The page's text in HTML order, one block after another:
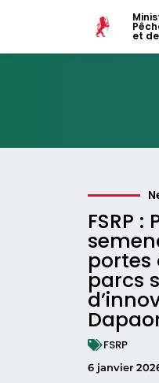
et
FSRP
portes
parcs
FSRP
6 janvier